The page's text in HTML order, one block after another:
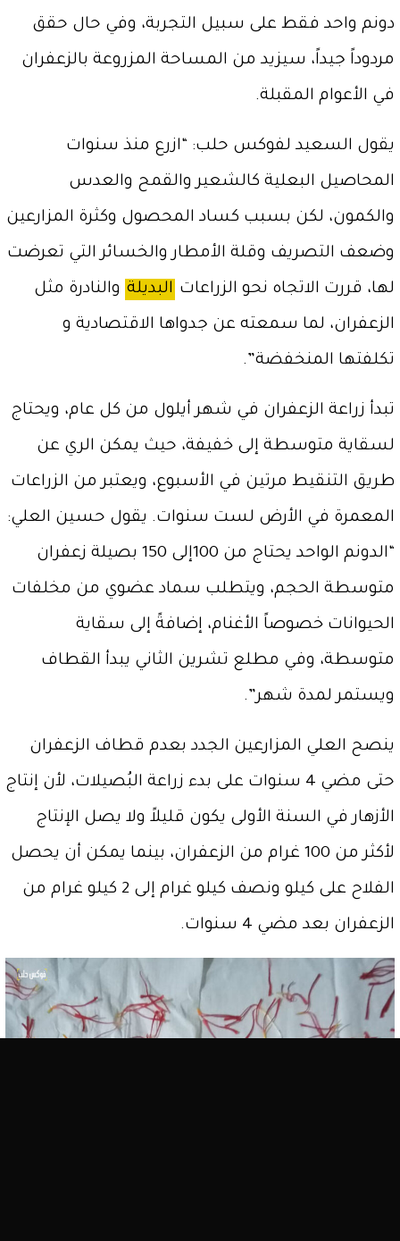
دونم واحد فقط على سبيل التجربة، وفي حال حقق
مردوداً جيداً، سيزيد من المساحة المزروعة بالزعفران
في الأعوام المقبلة.
يقول السعيد لفوكس حلب: “ازرع منذ سنوات
المحاصيل البعلية كالشعير والقمح والعدس
والكمون، لكن بسبب كساد المحصول وكثرة المزارعين
وضعف التصريف وقلة الأمطار والخسائر التي تعرضت
لها، قررت الاتجاه نحو الزراعات البديلة والنادرة مثل
الزعفران، لما سمعته عن جدواها الاقتصادية و
تكلفتها المنخفضة”.
تبدأ زراعة الزعفران في شهر أيلول من كل عام، ويحتاج
لسقاية متوسطة إلى خفيفة، حيث يمكن الري عن
طريق التنقيط مرتين في الأسبوع، ويعتبر من الزراعات
المعمرة في الأرض لست سنوات. يقول حسين العلي:
“الدونم الواحد يحتاج من 100إلى 150 بصيلة زعفران
متوسطة الحجم، ويتطلب سماد عضوي من مخلفات
الحيوانات خصوصاً الأغنام، إضافةً إلى سقاية
متوسطة، وفي مطلع تشرين الثاني يبدأ القطاف
ويستمر لمدة شهر”.
ينصح العلي المزارعين الجدد بعدم قطاف الزعفران
حتى مضي 4 سنوات على بدء زراعة البُصيلات، لأن إنتاج
الأزهار في السنة الأولى يكون قليلاً ولا يصل الإنتاج
لأكثر من 100 غرام من الزعفران، بينما يمكن أن يحصل
الفلاح على كيلو ونصف كيلو غرام إلى 2 كيلو غرام من
الزعفران بعد مضي 4 سنوات.